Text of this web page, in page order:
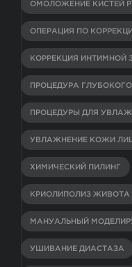
ОМОЛОЖЕНИЕ КИСТЕЙ
ОПЕРАЦИЯ ПО
КОРРЕКЦИЯ ИНТИМНОЙ
ПРОЦЕДУРА
ПРОЦЕДУРЫ ДЛЯ
УВЛАЖНЕНИЕ КОЖИ
ХИМИЧЕСКИЙ ПИЛИНГ
КРИОЛИПОЛИЗ ЖИВОТА
МАНУАЛЬНЫЙ
УШИВАНИЕ ДИАСТАЗА